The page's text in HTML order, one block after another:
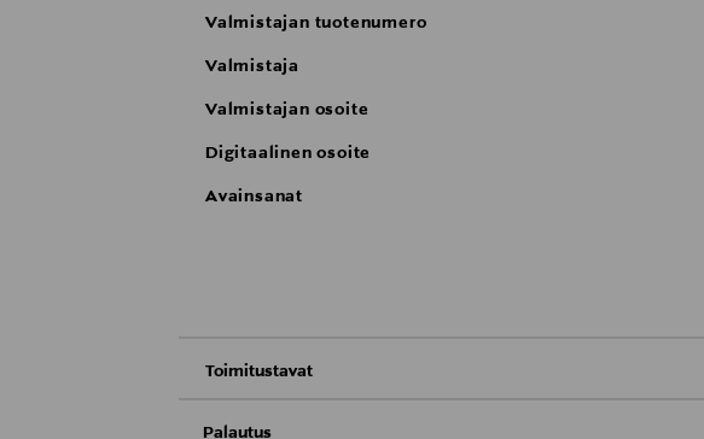
Valmistajan tuotenumero
Valmistaja
Valmistajan osoite
Digitaalinen osoite
Avainsanat
Toimitustavat
Palautus